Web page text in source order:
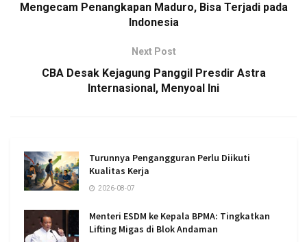
Mengecam Penangkapan Maduro, Bisa Terjadi pada
Indonesia
Next Post
CBA Desak Kejagung Panggil Presdir Astra
Internasional, Menyoal Ini
Turunnya Pengangguran Perlu Diikuti
Kualitas Kerja
2026-08-07
Menteri ESDM ke Kepala BPMA: Tingkatkan
Lifting Migas di Blok Andaman